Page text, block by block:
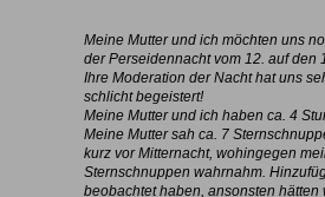
Meine Mutter und ich möchten uns
der Perseidennacht vom 12. auf den
Ihre Moderation der Nacht hat uns
schlicht begeistert!
Meine Mutter und ich haben ca. 4
Meine Mutter sah ca. 7
kurz vor Mitternacht, wohingegen
Sternschnuppen wahrnahm.
beobachtet haben, ansonsten